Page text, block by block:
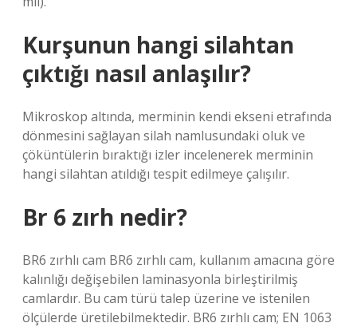
Kurşunun hangi silahtan
çıktığı nasıl anlaşılır?
Mikroskop altında, merminin kendi ekseni etrafında
dönmesini sağlayan silah namlusundaki oluk ve
çöküntülerin bıraktığı izler incelenerek merminin
hangi silahtan atıldığı tespit edilmeye çalışılır.
Br 6 zırh nedir?
BR6 zırhlı cam BR6 zırhlı cam, kullanım amacına göre
kalınlığı değişebilen laminasyonla birleştirilmiş
camlardır. Bu cam türü talep üzerine ve istenilen
ölçülerde üretilebilmektedir. BR6 zırhlı cam; EN 1063